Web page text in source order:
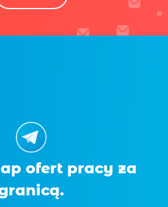
ofert pracy za